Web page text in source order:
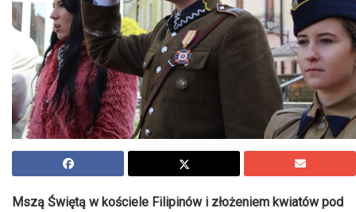
Mszą Świętą w kościele Filipinów i złożeniem kwiatów pod